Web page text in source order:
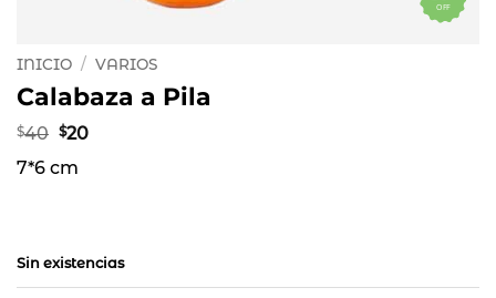
OFF
INICIO / VARIOS
Calabaza a Pila
$40 El
original
$20El
7*6 cm
Sin existencias